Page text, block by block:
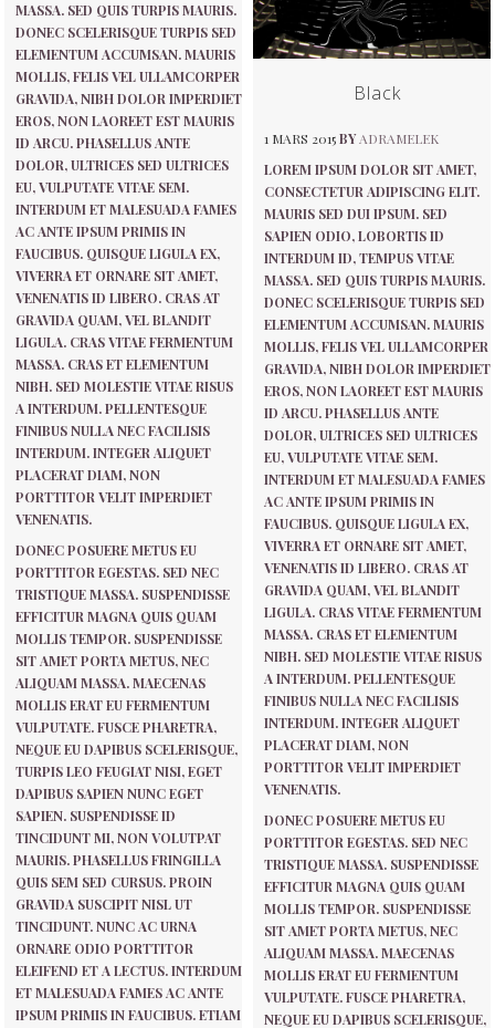
MASSA. SED QUIS TURPIS MAURIS.
DONEC SCELERISQUE TURPIS SED
ELEMENTUM ACCUMSAN. MAURIS
MOLLIS, FELIS VEL ULLAMCORPER
GRAVIDA, NIBH DOLOR IMPERDIET
EROS, NON LAOREET EST MAURIS
ID ARCU. PHASELLUS ANTE
DOLOR, ULTRICES SED ULTRICES
EU, VULPUTATE VITAE SEM.
INTERDUM ET MALESUADA FAMES
AC ANTE IPSUM PRIMIS IN
FAUCIBUS. QUISQUE LIGULA EX,
VIVERRA ET ORNARE SIT AMET,
VENENATIS ID LIBERO. CRAS AT
GRAVIDA QUAM, VEL BLANDIT
LIGULA. CRAS VITAE FERMENTUM
MASSA. CRAS ET ELEMENTUM
NIBH. SED MOLESTIE VITAE RISUS
A INTERDUM. PELLENTESQUE
FINIBUS NULLA NEC FACILISIS
INTERDUM. INTEGER ALIQUET
PLACERAT DIAM, NON
PORTTITOR VELIT IMPERDIET
VENENATIS.
DONEC POSUERE METUS EU
PORTTITOR EGESTAS. SED NEC
TRISTIQUE MASSA. SUSPENDISSE
EFFICITUR MAGNA QUIS QUAM
MOLLIS TEMPOR. SUSPENDISSE
SIT AMET PORTA METUS, NEC
ALIQUAM MASSA. MAECENAS
MOLLIS ERAT EU FERMENTUM
VULPUTATE. FUSCE PHARETRA,
NEQUE EU DAPIBUS SCELERISQUE,
TURPIS LEO FEUGIAT NISI, EGET
DAPIBUS SAPIEN NUNC EGET
SAPIEN. SUSPENDISSE ID
TINCIDUNT MI, NON VOLUTPAT
MAURIS. PHASELLUS FRINGILLA
QUIS SEM SED CURSUS. PROIN
GRAVIDA SUSCIPIT NISL UT
TINCIDUNT. NUNC AC URNA
ORNARE ODIO PORTTITOR
ELEIFEND ET A LECTUS. INTERDUM
ET MALESUADA FAMES AC ANTE
IPSUM PRIMIS IN FAUCIBUS. ETIAM
Black
1 MARS 2015BYADRAMELEK
LOREM IPSUM DOLOR SIT AMET,
CONSECTETUR ADIPISCING ELIT.
MAURIS SED DUI IPSUM. SED
SAPIEN ODIO, LOBORTIS ID
INTERDUM ID, TEMPUS VITAE
MASSA. SED QUIS TURPIS MAURIS.
DONEC SCELERISQUE TURPIS SED
ELEMENTUM ACCUMSAN. MAURIS
MOLLIS, FELIS VEL ULLAMCORPER
GRAVIDA, NIBH DOLOR IMPERDIET
EROS, NON LAOREET EST MAURIS
ID ARCU. PHASELLUS ANTE
DOLOR, ULTRICES SED ULTRICES
EU, VULPUTATE VITAE SEM.
INTERDUM ET MALESUADA FAMES
AC ANTE IPSUM PRIMIS IN
FAUCIBUS. QUISQUE LIGULA EX,
VIVERRA ET ORNARE SIT AMET,
VENENATIS ID LIBERO. CRAS AT
GRAVIDA QUAM, VEL BLANDIT
LIGULA. CRAS VITAE FERMENTUM
MASSA. CRAS ET ELEMENTUM
NIBH. SED MOLESTIE VITAE RISUS
A INTERDUM. PELLENTESQUE
FINIBUS NULLA NEC FACILISIS
INTERDUM. INTEGER ALIQUET
PLACERAT DIAM, NON
PORTTITOR VELIT IMPERDIET
VENENATIS.
DONEC POSUERE METUS EU
PORTTITOR EGESTAS. SED NEC
TRISTIQUE MASSA. SUSPENDISSE
EFFICITUR MAGNA QUIS QUAM
MOLLIS TEMPOR. SUSPENDISSE
SIT AMET PORTA METUS, NEC
ALIQUAM MASSA. MAECENAS
MOLLIS ERAT EU FERMENTUM
VULPUTATE. FUSCE PHARETRA,
NEQUE EU DAPIBUS SCELERISQUE,